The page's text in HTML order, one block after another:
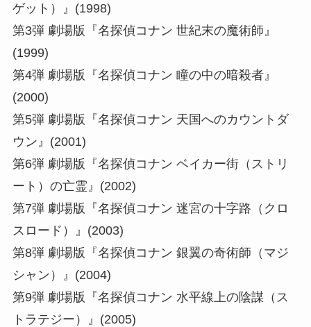
ゲット）』(1998)
第3弾 劇場版『名探偵コナン 世紀末の魔術師』
(1999)
第4弾 劇場版『名探偵コナン 瞳の中の暗殺者』
(2000)
第5弾 劇場版『名探偵コナン 天国へのカウントダ
ウン』(2001)
第6弾 劇場版『名探偵コナン ベイカー街（ストリ
ート）の亡霊』(2002)
第7弾 劇場版『名探偵コナン 迷宮の十字路（クロ
スロード）』(2003)
第8弾 劇場版『名探偵コナン 銀翼の奇術師（マジ
シャン）』(2004)
第9弾 劇場版『名探偵コナン 水平線上の陰謀（ス
トラテジー）』(2005)